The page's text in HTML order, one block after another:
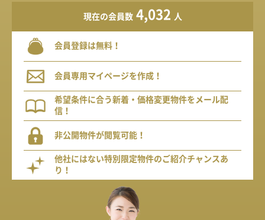
現在の会員数 4,032 人
会員登録は無料！
会員専用マイページを作成！
希望条件に合う新着・価格変更物件をメール配
信！
非公開物件が閲覧可能！
他社にはない特別限定物件のご紹介チャンスあ
り！